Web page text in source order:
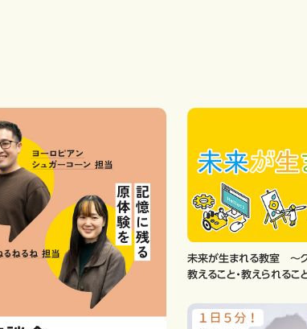
未来が生まれる教室 ～ク
教えること・教えられるこ